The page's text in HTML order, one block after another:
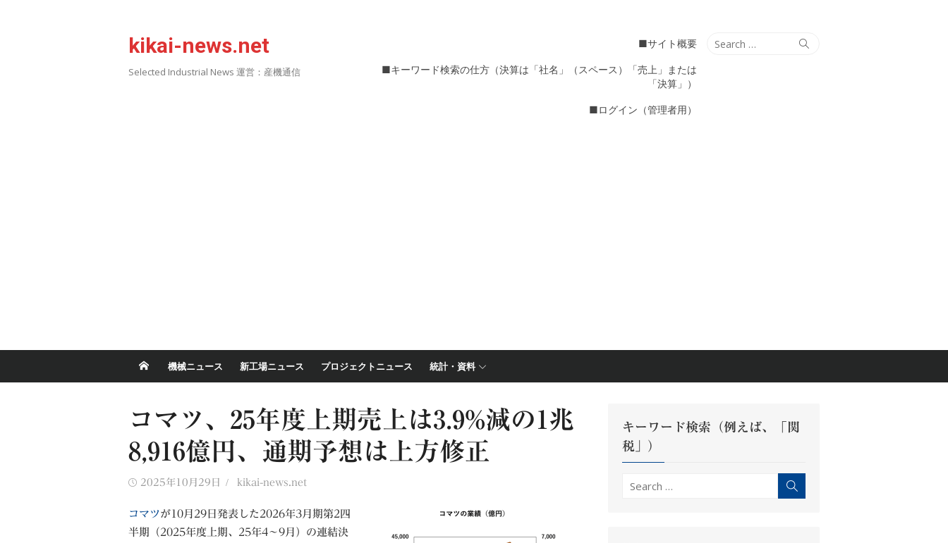
kikai-news.net
Selected Industrial News 運営：産機通信
Search
Search
■サイト概要
■キーワード検索の仕方（決算は「社名」（スペース）「売上」または
「決算」）
■ログイン（管理者用）
機械ニュース 新工場ニュース プロジェクトニュース 統計・資料
コマツ、25年度上期売上は3.9%減の1兆
8,916億円、通期予想は上方修正
Posted
2025年10月29日 Author
kikai-news.net
コマツが10月29日発表した2026年3月期第2四
半期（2025年度上期、25年4～9月）の連結決
キーワード検索（例えば、「関
税」）
Search